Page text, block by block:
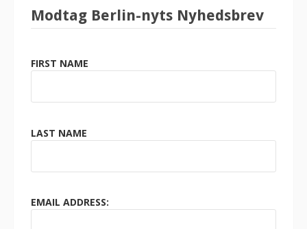
Modtag Berlin-nyts Nyhedsbrev
FIRST NAME
LAST NAME
EMAIL ADDRESS: